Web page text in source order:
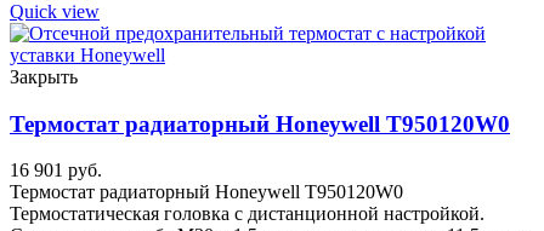
Quick view
Закрыть
Термостат радиаторный Honeywell T950120W0
16 901 руб.
Термостат радиаторный Honeywell T950120W0
Термостатическая головка с дистанционной настройкой.